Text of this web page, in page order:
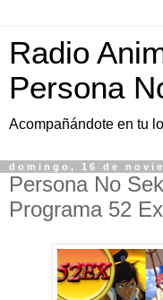
Radio
Persona
Acompañándote en tu
domingo, 16 de
Persona No
Programa 52